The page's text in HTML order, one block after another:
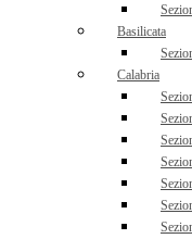
Basilicata
Calabria